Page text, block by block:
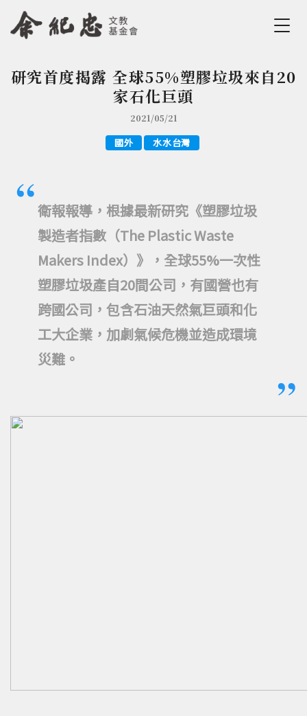
Jump to Navigation
Jump to Main content
您在這裡
研究首度揭露 全球55%塑膠垃圾來自20
家石化巨頭
2021/05/21
國外 水水台灣
衛報報導，根據最新研究《塑膠垃圾
製造者指數（The Plastic Waste
Makers Index）》，全球55%一次性
塑膠垃圾產自20間公司，有國營也有
跨國公司，包含石油天然氣巨頭和化
工大企業，加劇氣候危機並造成環境
災難。